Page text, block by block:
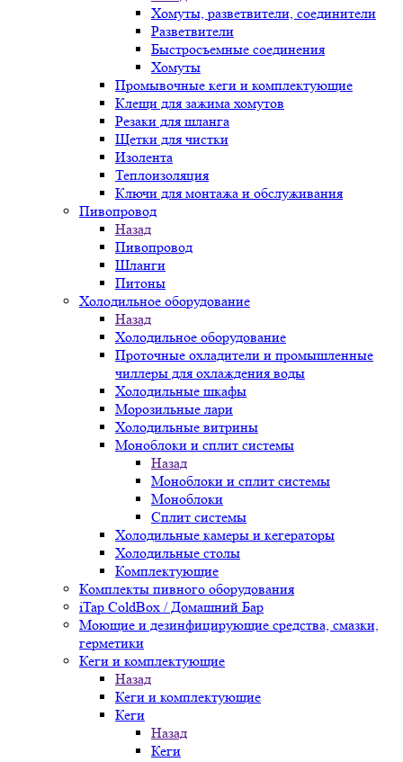
Хомуты, разветвители, соединители
Разветвители
Быстросъемные соединения
Хомуты
Промывочные кеги и комплектующие
Клещи для зажима хомутов
Резаки для шланга
Щетки для чистки
Изолента
Теплоизоляция
Ключи для монтажа и обслуживания
Пивопровод
Назад
Пивопровод
Шланги
Питоны
Холодильное оборудование
Назад
Холодильное оборудование
Проточные охладители и промышленные
чиллеры для охлаждения воды
Холодильные шкафы
Морозильные лари
Холодильные витрины
Моноблоки и сплит системы
Назад
Моноблоки и сплит системы
Моноблоки
Сплит системы
Холодильные камеры и кегераторы
Холодильные столы
Комплектующие
Комплекты пивного оборудования
iTap ColdBox / Домашний Бар
Моющие и дезинфицирующие средства, смазки,
герметики
Кеги и комплектующие
Назад
Кеги и комплектующие
Кеги
Назад
Кеги